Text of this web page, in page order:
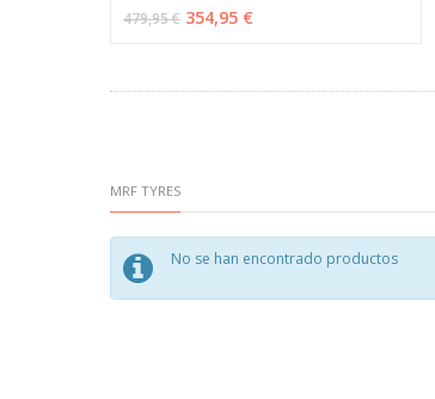
479,95 € 354,95 €
MRF TYRES
No se han encontrado productos